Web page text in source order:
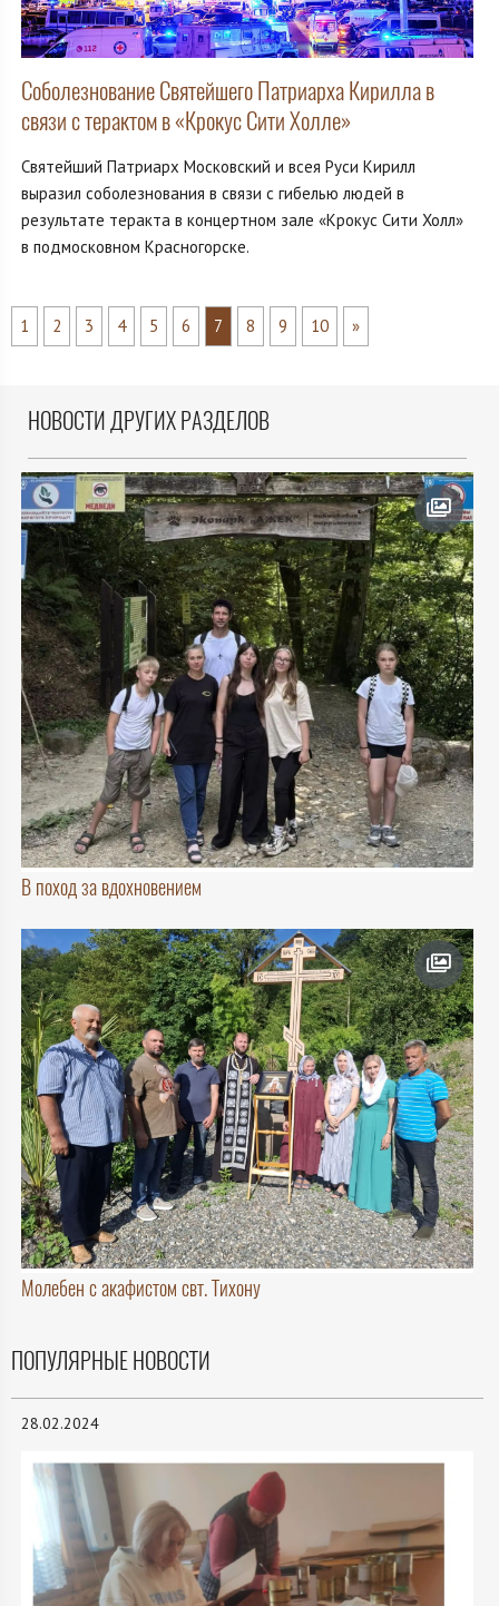
Соболезнование Святейшего Патриарха Кирилла в
связи с терактом в «Крокус Сити Холле»
Святейший Патриарх Московский и всея Руси Кирилл
выразил соболезнования в связи с гибелью людей в
результате теракта в концертном зале «Крокус Сити Холл»
в подмосковном Красногорске.
1 2 3 4 5 6 7 8 9 10 »
НОВОСТИ ДРУГИХ РАЗДЕЛОВ
В поход за вдохновением
Молебен с акафистом свт. Тихону
ПОПУЛЯРНЫЕ НОВОСТИ
28.02.2024